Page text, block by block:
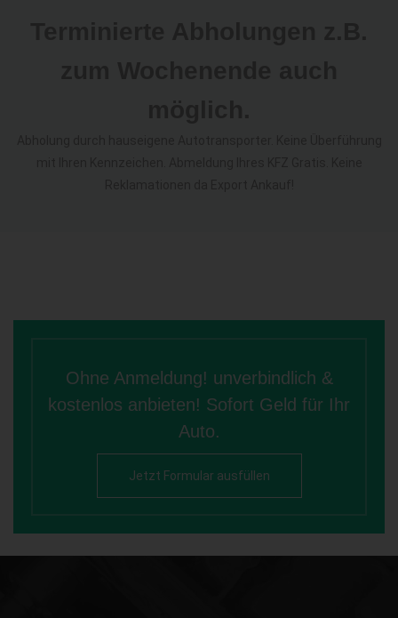
Ohne Anmeldung! unverbindlich &
kostenlos anbieten! Sofort Geld für Ihr
Auto.
Jetzt Formular ausfüllen